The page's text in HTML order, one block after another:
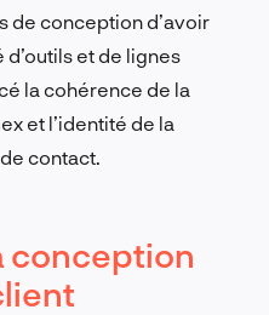
de conception d’avoir
et de lignes
la cohérence de la
et l’identité de la
contact.
conception